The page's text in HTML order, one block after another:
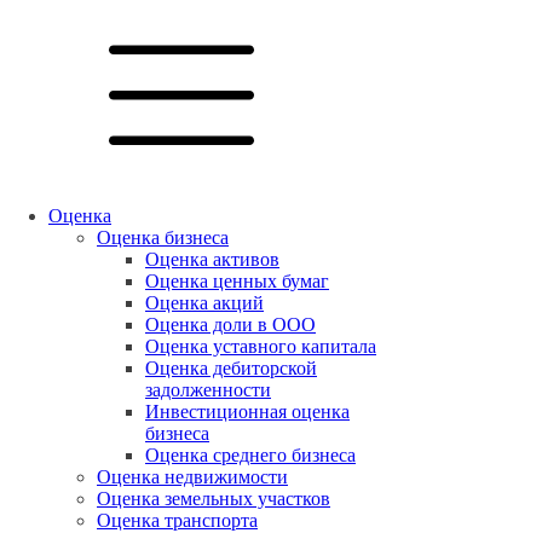
Оценка
Оценка бизнеса
Оценка активов
Оценка ценных бумаг
Оценка акций
Оценка доли в ООО
Оценка уставного капитала
Оценка дебиторской
задолженности
Инвестиционная оценка
бизнеса
Оценка среднего бизнеса
Оценка недвижимости
Оценка земельных участков
Оценка транспорта